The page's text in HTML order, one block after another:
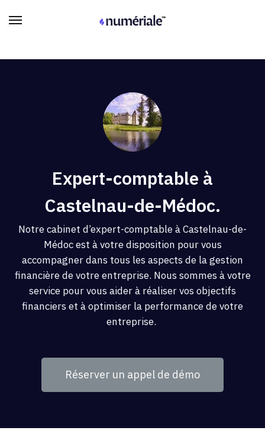
Expert-comptable à
Castelnau-de-Médoc.
Notre cabinet d’expert-comptable à Castelnau-de-
Médoc est à votre disposition pour vous
accompagner dans tous les aspects de la gestion
financière de votre entreprise. Nous sommes à votre
service pour vous aider à réaliser vos objectifs
financiers et à optimiser la performance de votre
entreprise.
Réserver un appel de démo